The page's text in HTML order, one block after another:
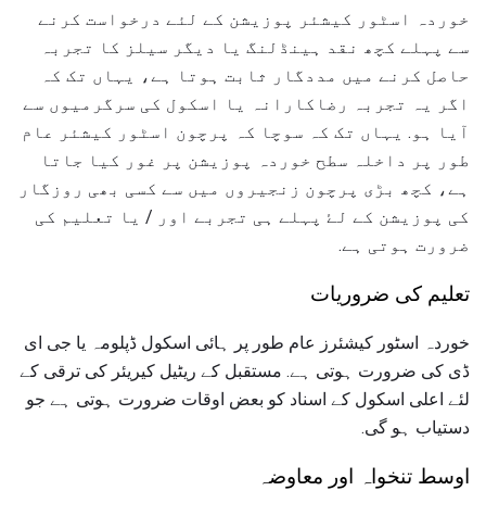
خوردہ اسٹور کیشئر پوزیشن کے لئے درخواست کرنے
سے پہلے کچھ نقد ہینڈلنگ یا دیگر سیلز کا تجربہ
حاصل کرنے میں مددگار ثابت ہوتا ہے، یہاں تک کہ
اگر یہ تجربہ رضاکارانہ یا اسکول کی سرگرمیوں سے
آیا ہو. یہاں تک کہ سوچا کہ پرچون اسٹور کیشئر عام
طور پر داخلہ سطح خوردہ پوزیشن پر غور کیا جاتا
ہے، کچھ بڑی پرچون زنجیروں میں سے کسی بھی روزگار
کی پوزیشن کے لۓ پہلے ہی تجربے اور / یا تعلیم کی
ضرورت ہوتی ہے.
تعلیم کی ضروریات
خوردہ اسٹور کیشئرز عام طور پر ہائی اسکول ڈپلومہ یا جی ای
ڈی کی ضرورت ہوتی ہے. مستقبل کے ریٹیل کیریئر کی ترقی کے
لئے اعلی اسکول کے اسناد کو بعض اوقات ضرورت ہوتی ہے جو
دستیاب ہو گی.
اوسط تنخواہ اور معاوضہ